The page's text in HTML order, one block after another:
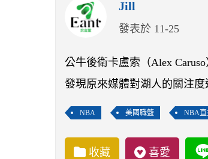
Jill
發表於 11-25
公牛後衛卡盧索（Alex
發現原來媒體對湖人的關注度
NBA 美國職籃 NBA直
收藏 喜愛